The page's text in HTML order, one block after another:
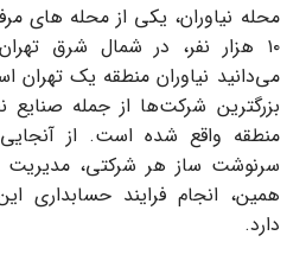
محله نیاوران، یکی از محله های
۱۰ هزار نفر، در شمال شرق
می‌دانید نیاوران منطقه یک تهران
بزرگترین شرکت‌‌ها از جمله
منطقه واقع شده است. از
سرنوشت ساز هر شرکتی، مدیریت
همین، انجام فرایند حسابداری
دارد.